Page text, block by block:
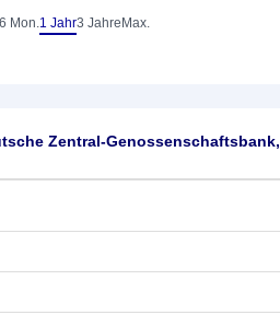
6 Mon.1 Jahr3 Jahre Max.
Zentral-Genossenschaftsbank,